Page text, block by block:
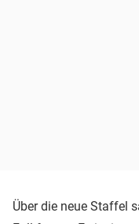
Über die neue Staffel